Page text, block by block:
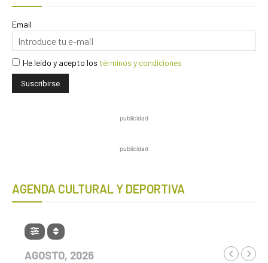
Email
He leído y acepto los términos y condiciones
publicidad
publicidad
AGENDA CULTURAL Y DEPORTIVA
AGOSTO, 2026